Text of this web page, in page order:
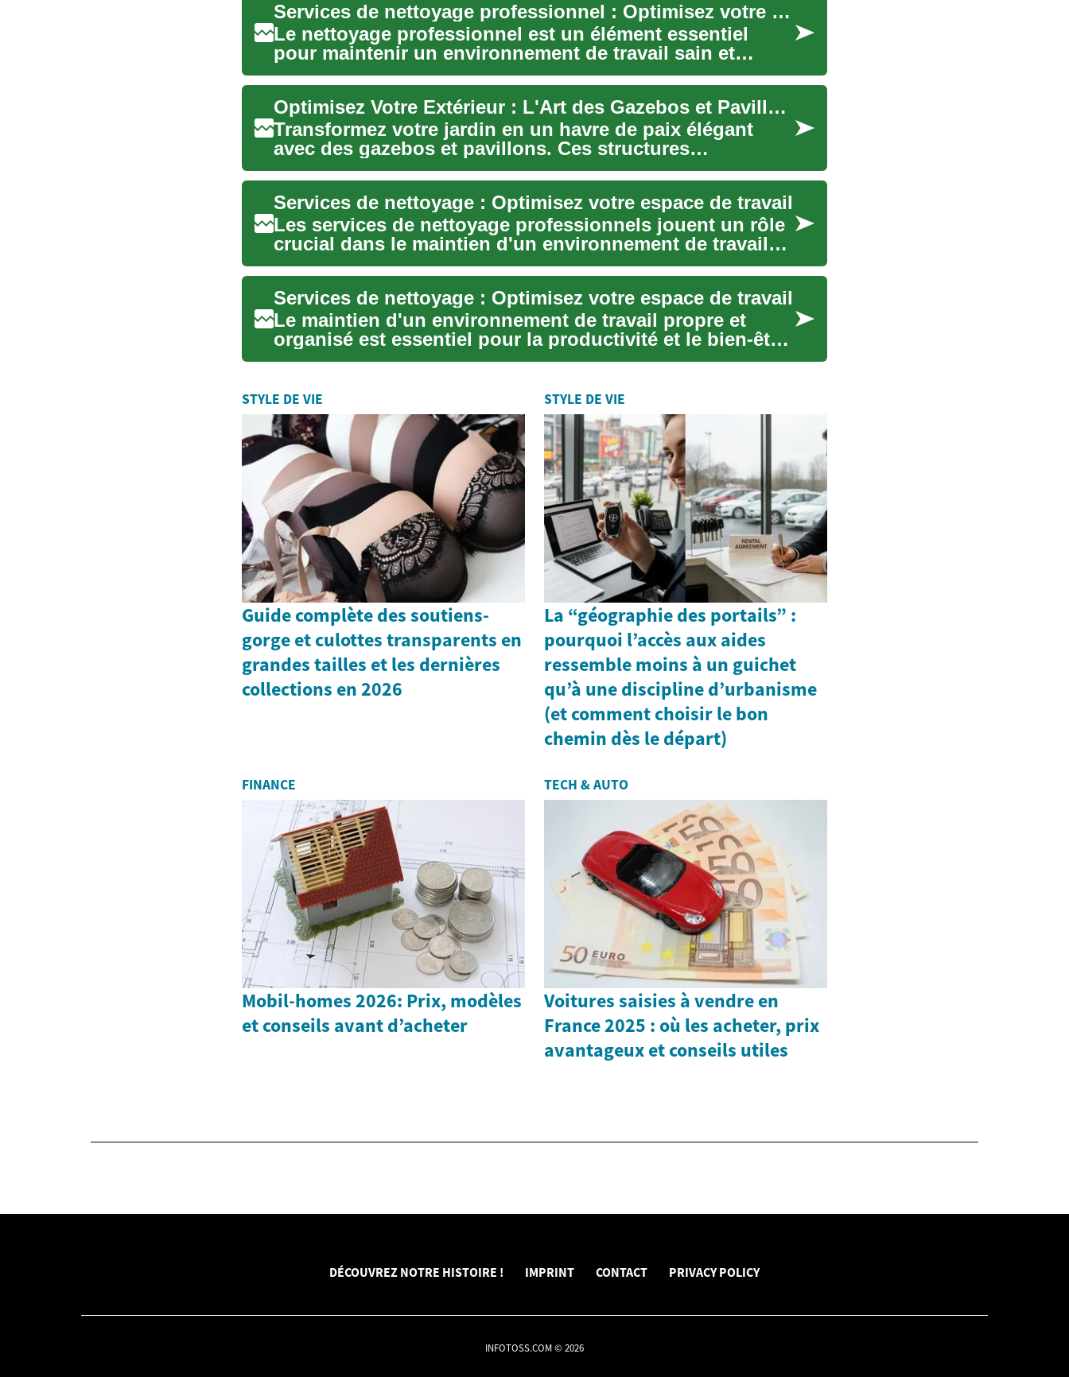
Services de nettoyage professionnel : Optimisez votre espace de travail
Le nettoyage professionnel est un élément essentiel
pour maintenir un environnement de travail sain et
productif. Que...
Optimisez Votre Extérieur : L'Art des Gazebos et Pavillons
Transformez votre jardin en un havre de paix élégant
avec des gazebos et pavillons. Ces structures
polyvalentes offre...
Services de nettoyage : Optimisez votre espace de travail
Les services de nettoyage professionnels jouent un rôle
crucial dans le maintien d'un environnement de travail
sain e...
Services de nettoyage : Optimisez votre espace de travail
Le maintien d'un environnement de travail propre et
organisé est essentiel pour la productivité et le bien-être
des e...
STYLE DE VIE
Guide complète des soutiens-
gorge et culottes transparents en
grandes tailles et les dernières
collections en 2026
STYLE DE VIE
La “géographie des portails” :
pourquoi l’accès aux aides
ressemble moins à un guichet
qu’à une discipline d’urbanisme
(et comment choisir le bon
chemin dès le départ)
FINANCE
Mobil-homes 2026: Prix, modèles
et conseils avant d’acheter
TECH & AUTO
Voitures saisies à vendre en
France 2025 : où les acheter, prix
avantageux et conseils utiles
DÉCOUVREZ NOTRE HISTOIRE ! IMPRINT CONTACT PRIVACY POLICY
INFOTOSS.COM © 2026